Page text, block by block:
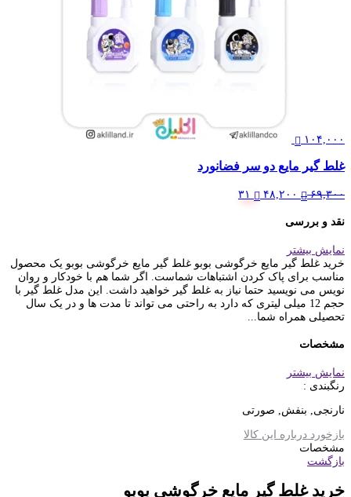
۱۰۴,۰۰۰
غلط گیر مایع دو سر فضانورد
۶۹,۳۰۰
Original
۶۹,۳۰۰ تومان.
۴۸,۲۰۰
Current
price
۳۱
نقد و بررسی
نمایش بیشتر
خرید غلط گیر مایع خرگوشی بوبو غلط گیر مایع خرگوشی بوبو یک محصول
مناسب برای پاک کردن اشتباهات شماست. اگر شما هم با خودکار و روان
نویس می نویسید حتما نیاز به غلط گیر خواهید داشت. این مدل غلط گیر با
حجم 12 میلی لیتری که دارد به راحتی می تواند تا مدت ها و در یک سال
تحصیلی همراه شما...
مشخصات
نمایش بیشتر
رنگبندی :
نارنجی, بنفش, صورتی
بازخورد درباره این کالا
مشخصات
بازگشت
خرید غلط گیر مایع خرگوشی بوبو